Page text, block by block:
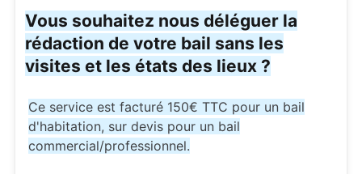
Vous souhaitez nous déléguer la
rédaction de votre bail sans les
visites et les états des lieux ?
Ce service est facturé 150€ TTC pour un bail
d'habitation, sur devis pour un bail
commercial/professionnel.